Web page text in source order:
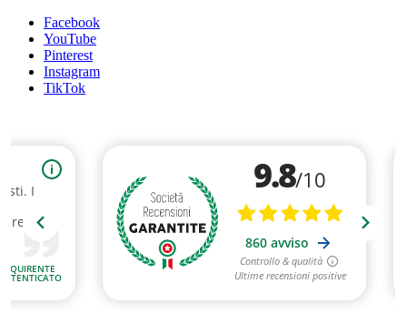
Facebook
YouTube
Pinterest
Instagram
TikTok